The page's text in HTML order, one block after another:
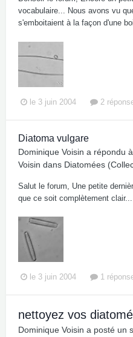
vocabulaire... Nous avons vu
s'emboitaient à la façon d'une
le 3 juin 2004 2
Diatoma vulgare
Dominique Voisin a répondu
Voisin dans Diatomées
Salut le forum, Une petite
que ce soit complètement
le 3 juin 2004 1
nettoyez vos
Dominique Voisin a posté un